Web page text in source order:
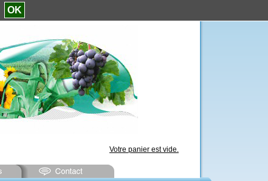
Votre panier est vide.
OK